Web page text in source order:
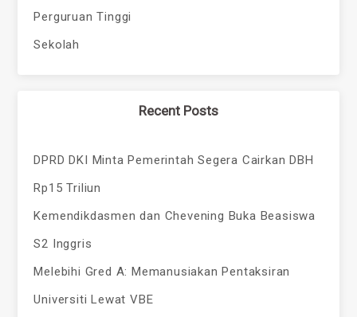
Perguruan Tinggi
Sekolah
Recent Posts
DPRD DKI Minta Pemerintah Segera Cairkan DBH
Rp15 Triliun
Kemendikdasmen dan Chevening Buka Beasiswa
S2 Inggris
Melebihi Gred A: Memanusiakan Pentaksiran
Universiti Lewat VBE